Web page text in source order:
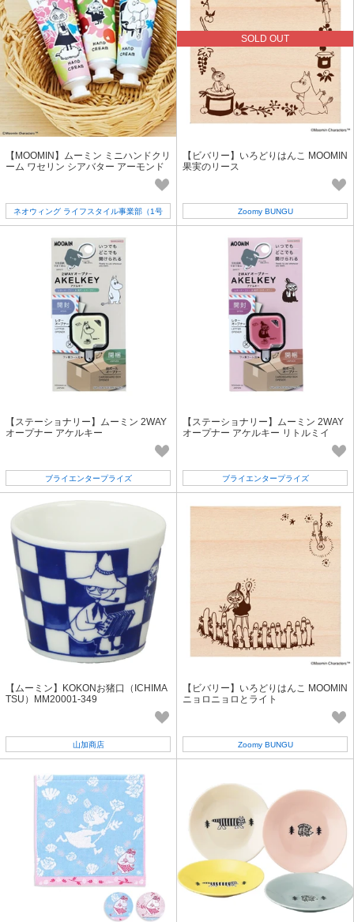
【MOOMIN】ムーミン ミニハンドクリ
ーム ワセリン シアバター アーモンド
ネオウィング ライフスタイル事業部（1号
店）
SOLD OUT
【ビバリー】いろどりはんこ MOOMIN
果実のリース
Zoomy BUNGU
【ステーショナリー】ムーミン 2WAY
オープナー アケルキー
ブライエンタープライズ
【ステーショナリー】ムーミン 2WAY
オープナー アケルキー リトルミイ
ブライエンタープライズ
【ムーミン】KOKONお猪口（ICHIMA
TSU）MM20001-349
山加商店
【ビバリー】いろどりはんこ MOOMIN
ニョロニョロとライト
Zoomy BUNGU